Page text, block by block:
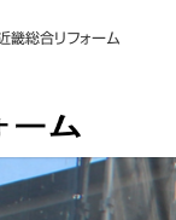
畿総合リフォーム